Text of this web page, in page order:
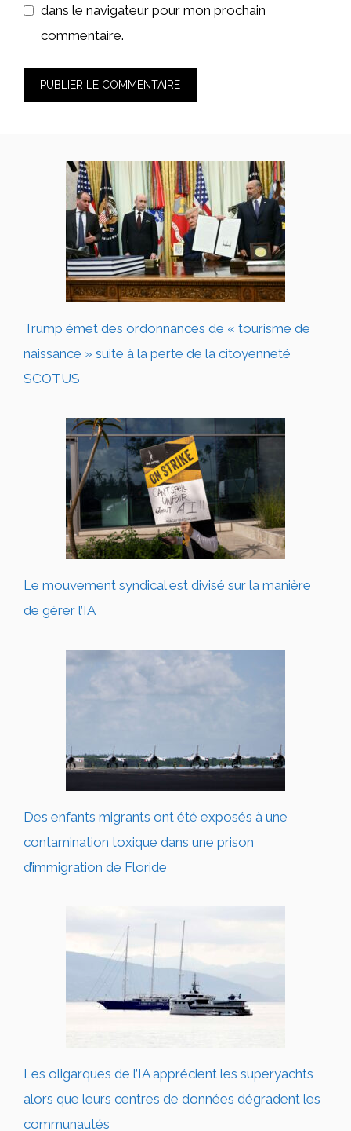
dans le navigateur pour mon prochain
commentaire.
Trump émet des ordonnances de « tourisme de
naissance » suite à la perte de la citoyenneté
SCOTUS
Le mouvement syndical est divisé sur la manière
de gérer l’IA
Des enfants migrants ont été exposés à une
contamination toxique dans une prison
d’immigration de Floride
Les oligarques de l’IA apprécient les superyachts
alors que leurs centres de données dégradent les
communautés